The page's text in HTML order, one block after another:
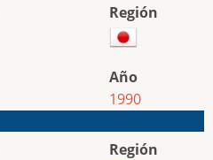
Región
Año
1990
Región